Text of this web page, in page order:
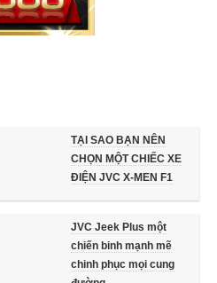
TẠI SAO BẠN NÊN
CHỌN MỘT CHIẾC XE
ĐIỆN JVC X-MEN F1
JVC Jeek Plus một
chiến binh mạnh mẽ
chinh phục mọi cung